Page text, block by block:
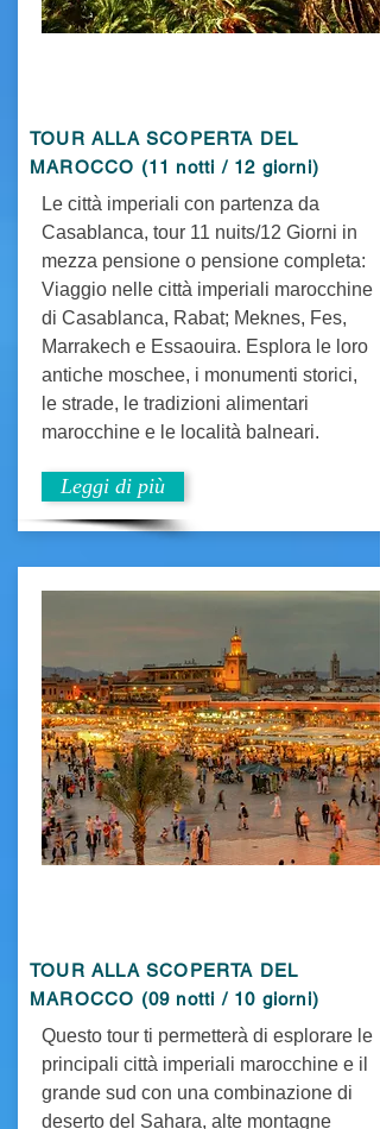
TOUR ALLA SCOPERTA DEL
MAROCCO (11 notti / 12 giorni)
Le città imperiali con partenza da
Casablanca, tour 11 nuits/12 Giorni in
mezza pensione o pensione completa:
Viaggio nelle città imperiali marocchine
di Casablanca, Rabat; Meknes, Fes,
Marrakech e Essaouira. Esplora le loro
antiche moschee, i monumenti storici,
le strade, le tradizioni alimentari
marocchine e le località balneari.
Leggi di più
TOUR ALLA SCOPERTA DEL
MAROCCO (09 notti / 10 giorni)
Questo tour ti permetterà di esplorare le
principali città imperiali marocchine e il
grande sud con una combinazione di
deserto del Sahara, alte montagne